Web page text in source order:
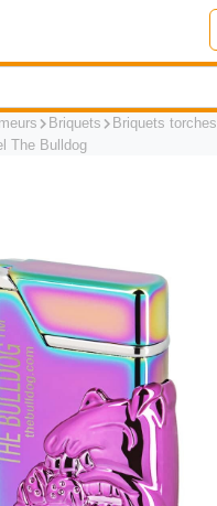
Briquets
Briquets torches
The Bulldog